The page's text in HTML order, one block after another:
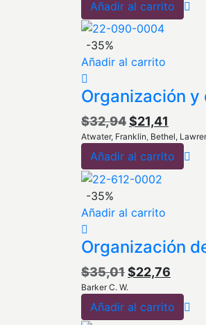
original
era:
actual
Añadir al carrito
-35%
Añadir al carrito
Organización
$32,94El
precio
original
era:
$21,41
actual
Atwater, Franklin Bethel,
Añadir al carrito
-35%
Añadir al carrito
Organización
$35,01El
precio
original
$22,76
actual
Barker C. W.
Añadir al carrito